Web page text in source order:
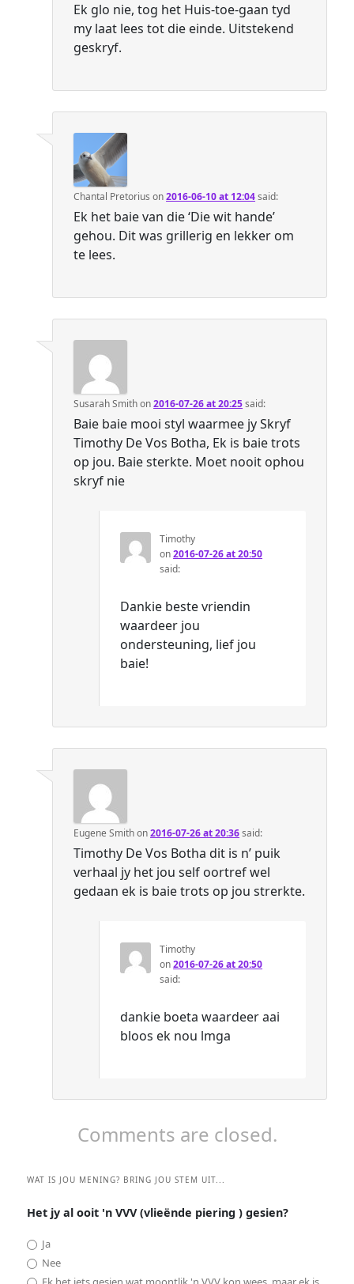
Ek glo nie, tog het Huis-toe-gaan tyd
my laat lees tot die einde. Uitstekend
geskryf.
Chantal Pretorius on2016-06-10 at 12:04said:
Ek het baie van die ‘Die wit hande’
gehou. Dit was grillerig en lekker om
te lees.
Susarah Smithon2016-07-26 at 20:25said:
Baie baie mooi styl waarmee jy Skryf
Timothy De Vos Botha, Ek is baie trots
op jou. Baie sterkte. Moet nooit ophou
skryf nie
Timothy
on2016-07-26 at 20:50
said:
Dankie beste vriendin
waardeer jou
ondersteuning, lief jou
baie!
Eugene Smithon2016-07-26 at 20:36said:
Timothy De Vos Botha dit is n’ puik
verhaal jy het jou self oortref wel
gedaan ek is baie trots op jou strerkte.
Timothy
on2016-07-26 at 20:50
said:
dankie boeta waardeer aai
bloos ek nou lmga
Comments are closed.
WAT IS JOU MENING? BRING JOU STEM UIT...
Het jy al ooit 'n VVV (vlieënde piering ) gesien?
Ja
Nee